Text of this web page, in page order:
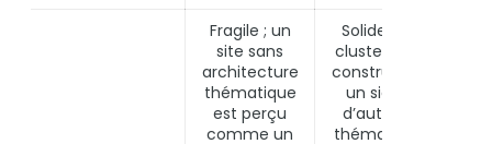
Fragile ; un
site sans
architecture
thématique
est perçu
comme un
Solide : un
cluster bien
construit est
un signal
d’autorité
thématique